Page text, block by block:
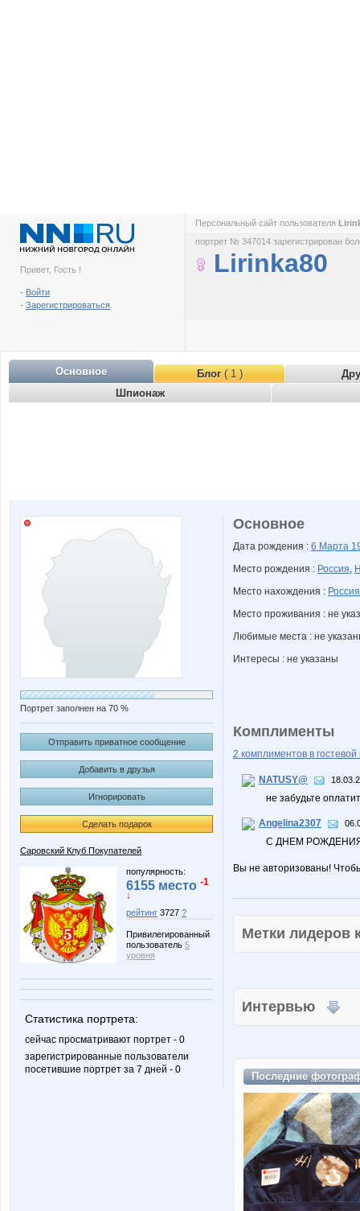
Привет, Гость !
- Войти
- Зарегистрироваться
Персональный сайт пользователя
портрет № 347014 зарегистрирован
Lirinka80
Основное Блог( 1 )
Шпионаж
Портрет заполнен на 70 %
Отправить приватное сообщение
Добавить в друзья
Игнорировать
Сделать подарок
Саровский Клуб Покупателей
популярность:
6155 место -1
↓
рейтинг 3727 ?
Привилегированный
пользователь 5
уровня
Статистика портрета:
сейчас просматривают портрет - 0
зарегистрированные пользователи
посетившие портрет за 7 дней - 0
Основное
Дата рождения : 6 Марта
Место рождения : Россия,
Место нахождения : Россия
Место проживания : не
Любимые места : не
Интересы : не указаны
Комплименты
2 комплиментов в гостевой
NATUSY@
не забудьте
Angelina2307
С ДНЕМ
Вы не авторизованы!
Метки
Интервью
Последние